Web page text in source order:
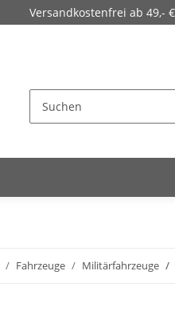
Versandkostenfrei ab 49,-
Fahrzeuge Militärfahrzeuge